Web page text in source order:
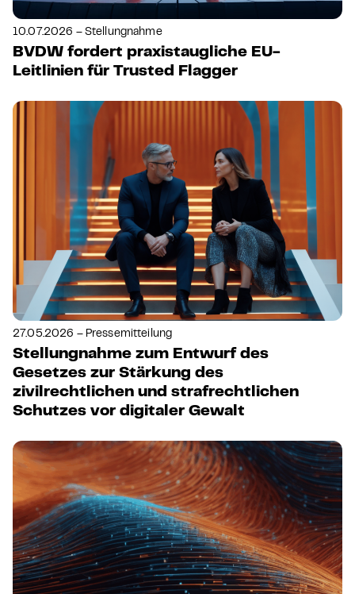
10.07.2026 – Stellungnahme
BVDW fordert praxistaugliche EU-
Leitlinien für Trusted Flagger
27.05.2026 – Pressemitteilung
Stellungnahme zum Entwurf des
Gesetzes zur Stärkung des
zivilrechtlichen und strafrechtlichen
Schutzes vor digitaler Gewalt